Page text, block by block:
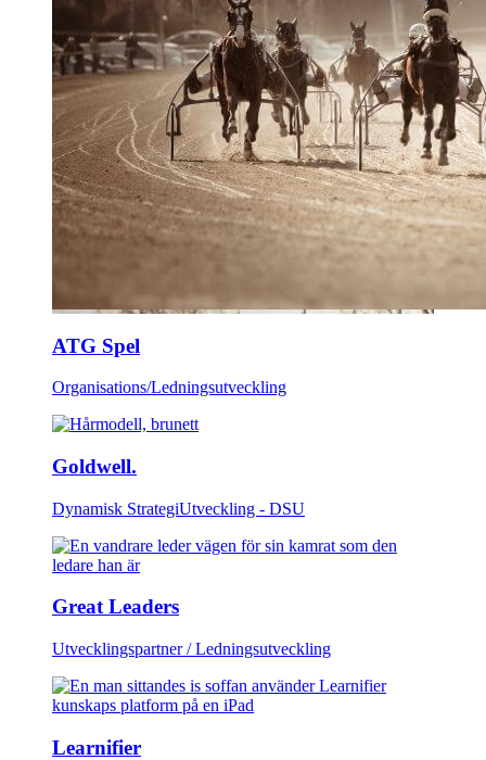
ATG Spel
Organisations/Ledningsutveckling
Goldwell.
Dynamisk StrategiUtveckling - DSU
Great Leaders
Utvecklingspartner / Ledningsutveckling
Learnifier